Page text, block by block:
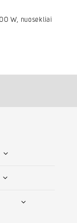
W, nuosekliai